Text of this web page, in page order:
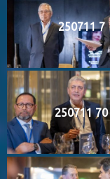
250711 7
250711 70